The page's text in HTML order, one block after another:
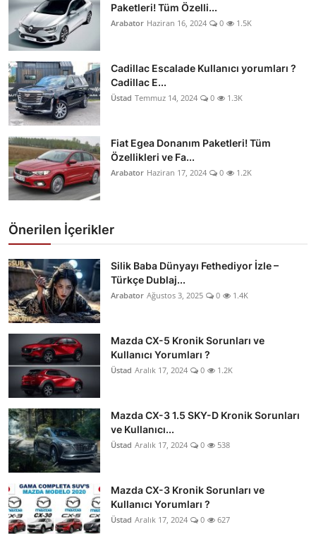
Paketleri! Tüm Özelli...
Arabator Haziran 16, 2024 0 1.5K
Cadillac Escalade Kullanıcı yorumları ?
Cadillac E...
Üstad Temmuz 14, 2024 0 1.3K
Fiat Egea Donanım Paketleri! Tüm
Özellikleri ve Fa...
Arabator Haziran 17, 2024 0 1.2K
Önerilen İçerikler
Silik Baba Dünyayı Fethediyor İzle –
Türkçe Dublaj...
Arabator Ağustos 3, 2025 0 1.4K
Mazda CX-5 Kronik Sorunları ve
Kullanıcı Yorumları ?
Üstad Aralık 17, 2024 0 1.2K
Mazda CX-3 1.5 SKY-D Kronik Sorunları
ve Kullanıcı...
Üstad Aralık 17, 2024 0 538
Mazda CX-3 Kronik Sorunları ve
Kullanıcı Yorumları ?
Üstad Aralık 17, 2024 0 627